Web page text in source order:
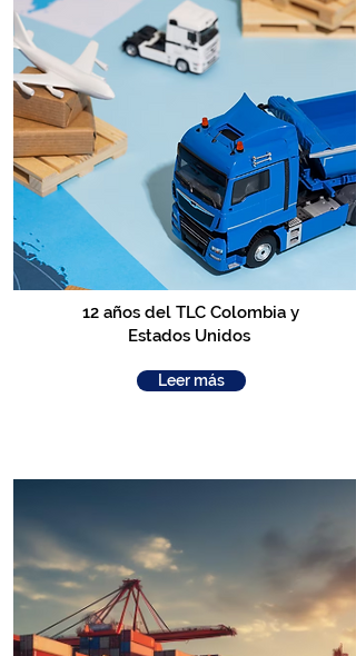
12 años del TLC Colombia y
Estados Unidos
Leer más